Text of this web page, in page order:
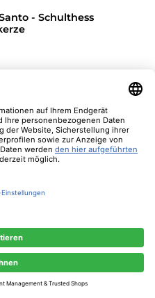
- Schulthess
€*
...
Konfigurieren